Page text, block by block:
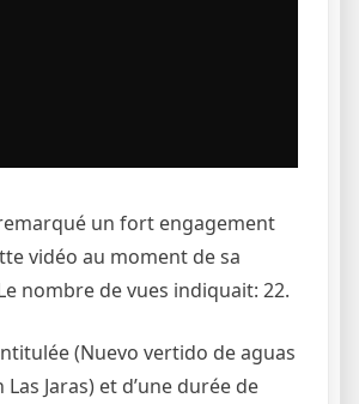
un fort engagement
vidéo au moment de sa
nombre de vues indiquait: 22.
(Nuevo vertido de aguas
Jaras) et d’une durée de